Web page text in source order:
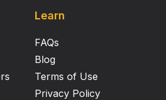
Learn
FAQs
Blog
Terms of Use
Privacy Policy